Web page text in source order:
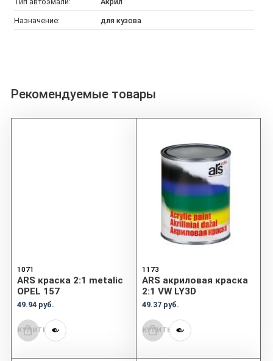
Назначение: для кузова
Рекомендуемые товары
1071
ARS краска 2:1 metalic
OPEL 157
49.94 руб.
КУПИТЬ
1173
ARS акриловая краска
2:1 VW LY3D
49.37 руб.
КУПИТЬ